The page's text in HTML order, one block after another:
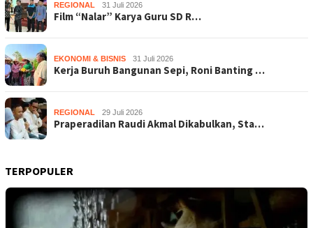
REGIONAL 31 Juli 2026
Film “Nalar” Karya Guru SD R…
EKONOMI & BISNIS 31 Juli 2026
Kerja Buruh Bangunan Sepi, Roni Banting …
REGIONAL 29 Juli 2026
Praperadilan Raudi Akmal Dikabulkan, Sta…
TERPOPULER